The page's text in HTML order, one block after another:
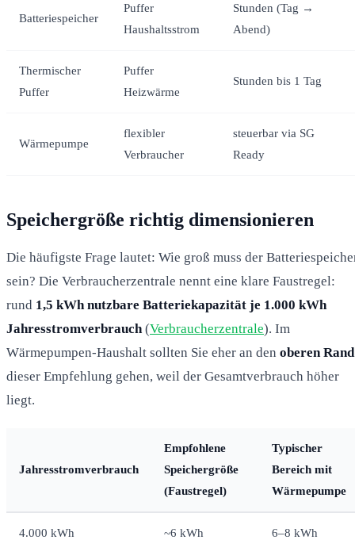
Batteriespeicher
Puffer
Haushaltsstrom
Stunden (Tag →
Abend)
Thermischer
Puffer
Puffer
Heizwärme
Stunden bis 1 Tag
Wärmepumpe
flexibler
Verbraucher
steuerbar via SG
Ready
Speichergröße richtig dimensionieren
Die häufigste Frage lautet: Wie groß muss der
sein? Die Verbraucherzentrale nennt eine klare Faustregel:
rund 1,5 kWh nutzbare Batteriekapazität je 1.000 kWh
Jahresstromverbrauch (Verbraucherzentrale). Im
Wärmepumpen-Haushalt sollten Sie eher an den oberen Rand
dieser Empfehlung gehen, weil der Gesamtverbrauch höher
liegt.
Jahresstromverbrauch
Empfohlene
Speichergröße
(Faustregel)
Typischer
Bereich mit
Wärmepumpe
4.000 kWh ~6 kWh 6–8 kWh